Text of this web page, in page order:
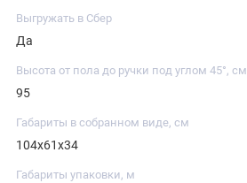
Выгружать в Сбер
Да
Высота от пола до ручки под углом 45°, см
95
Габариты в собранном виде, см
104х61х34
Габариты упаковки, м